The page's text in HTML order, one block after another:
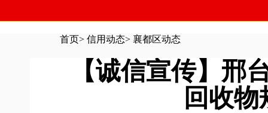
首页> 信用动态> 襄都区动态
【诚信宣传】邢
回收